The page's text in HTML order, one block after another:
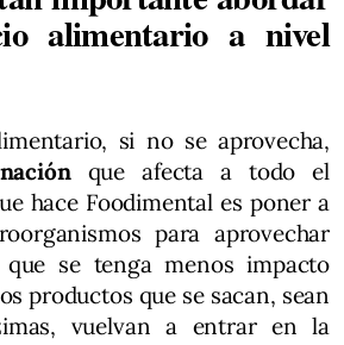
alimentario a nivel
si no se aprovecha,
que afecta a todo el
hace Foodimental es poner a
para aprovechar
que se tenga menos impacto
productos que se sacan, sean
vuelvan a entrar en la